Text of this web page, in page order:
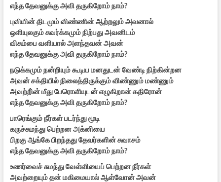
எந்த தேவனுக்கு அவி தருகிறோம் நாம்?
புவியின் திடமும் விண்ணின் ஆற்றலும் அவனால்
ஒளியுலகும் சுவர்க்கமும் நிற்பது அவனிடம்
விசும்பை வளியால் அளந்தவன் அவன்
எந்த தேவனுக்கு அவி தருகிறோம் நாம்?
நடுக்கமும் நன்றியும் கூடிய மனதுடன் வேண்டி நிற்கின்றன
அவன் சக்தியில் நிலைத்திருக்கும் விண்ணும் மண்ணும்
அவற்றி்ன் மீது பேரொளியுடன் எழுகிறான் கதிரோன்
எந்த தேவனுக்கு அவி தருகிறோம் நாம்?
பாரெங்கும் நீர்கள் படர்ந்து மூடி
கருச்சுமந்து பெற்றன அக்னியை
பிறகு ஆங்கே பிறந்தது தேவர்களின் சுவாசம்
எந்த தேவனுக்கு அவி தருகிறோம் நாம்?
உணர்வைச் சுமந்து வேள்வியைப் பெற்றன நீர்கள்
அவற்றையும் தன் மகிமையால் ஆள்வோன் அவன்